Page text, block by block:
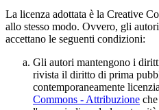
La licenza adottata è la Creative
allo stesso modo. Ovvero, gli
accettano le seguenti condizioni:
Gli autori mantengono i
rivista il diritto di prima
contemporaneamente
Commons - Attribuzione